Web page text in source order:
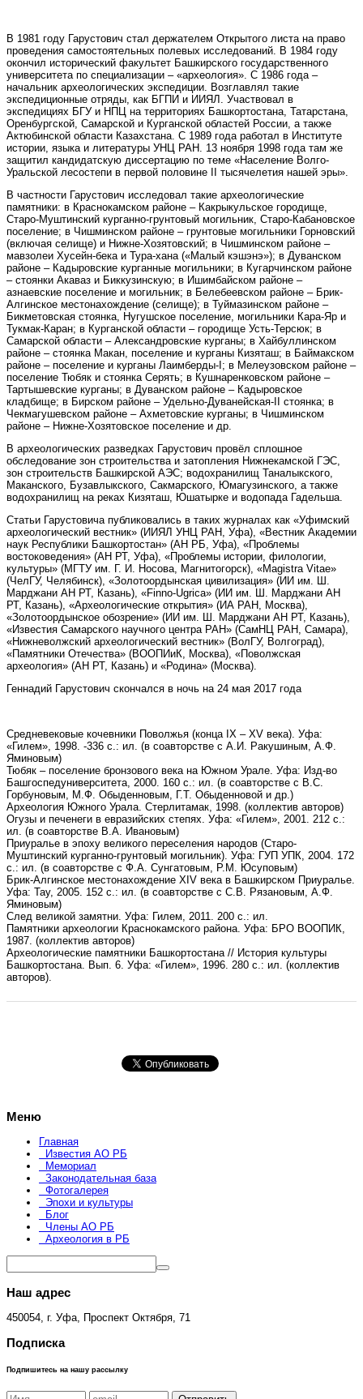
В 1981 году Гарустович стал держателем Открытого листа на право
проведения самостоятельных полевых исследований. В 1984 году
окончил исторический факультет Башкирского государственного
университета по специализации – «археология». С 1986 года –
начальник археологических экспедиции. Возглавлял такие
экспедиционные отряды, как БГПИ и ИИЯЛ. Участвовал в
экспедициях БГУ и НПЦ на территориях Башкортостана, Татарстана,
Оренбургской, Самарской и Курганской областей России, а также
Актюбинской области Казахстана. С 1989 года работал в Институте
истории, языка и литературы УНЦ РАН. 13 ноября 1998 года там же
защитил кандидатскую диссертацию по теме «Население Волго-
Уральской лесостепи в первой половине II тысячелетия нашей эры».
В частности Гарустович исследовал такие археологические
памятники: в Краснокамском районе – Какрыкульское городище,
Старо-Муштинский курганно-грунтовый могильник, Старо-Кабановское
поселение; в Чишминском районе – грунтовые могильники Горновский
(включая селище) и Нижне-Хозятовский; в Чишминском районе –
мавзолеи Хусейн-бека и Тура-хана («Малый кэшэнэ»); в Дуванском
районе – Кадыровские курганные могильники; в Кугарчинском районе
– стоянки Акаваз и Биккузинскую; в Ишимбайском районе –
азнаевские поселение и могильник; в Белебеевском районе – Брик-
Алгинское местонахождение (селище); в Туймазинском районе –
Бикметовская стоянка, Нугушское поселение, могильники Кара-Яр и
Тукмак-Каран; в Курганской области – городище Усть-Терсюк; в
Самарской области – Александровские курганы; в Хайбуллинском
районе – стоянка Макан, поселение и курганы Кизяташ; в Баймакском
районе – поселение и курганы Лаимберды-I; в Мелеузовском районе –
поселение Тюбяк и стоянка Серять; в Кушнаренковском районе –
Тартышевские курганы; в Дуванском районе – Кадыровское
кладбище; в Бирском районе – Удельно-Дуванейская-II стоянка; в
Чекмагушевском районе – Ахметовские курганы; в Чишминском
районе – Нижне-Хозятовское поселение и др.
В археологических разведках Гарустович провёл сплошное
обследование зон строительства и затопления Нижнекамской ГЭС,
зон строительств Башкирской АЭС; водохранилищ Таналыкского,
Маканского, Бузавлыкского, Сакмарского, Юмагузинского, а также
водохранилищ на реках Кизяташ, Юшатырке и водопада Гадельша.
Статьи Гарустовича публиковались в таких журналах как «Уфимский
археологический вестник» (ИИЯЛ УНЦ РАН, Уфа), «Вестник Академии
наук Республики Башкортостан» (АН РБ, Уфа), «Проблемы
востоковедения» (АН РТ, Уфа), «Проблемы истории, филологии,
культуры» (МГТУ им. Г. И. Носова, Магнитогорск), «Magistra Vitae»
(ЧелГУ, Челябинск), «Золотоордынская цивилизация» (ИИ им. Ш.
Марджани АН РТ, Казань), «Finno-Ugrica» (ИИ им. Ш. Марджани АН
РТ, Казань), «Археологические открытия» (ИА РАН, Москва),
«Золотоордынское обозрение» (ИИ им. Ш. Марджани АН РТ, Казань),
«Известия Самарского научного центра РАН» (СамНЦ РАН, Самара),
«Нижневолжский археологический вестник» (ВолГУ, Волгоград),
«Памятники Отечества» (ВООПИиК, Москва), «Поволжская
археология» (АН РТ, Казань) и «Родина» (Москва).
Геннадий Гарустович скончался в ночь на 24 мая 2017 года
Средневековые кочевники Поволжья (конца IX – XV века). Уфа:
«Гилем», 1998. -336 с.: ил. (в соавторстве с А.И. Ракушиным, А.Ф.
Яминовым)
Тюбяк – поселение бронзового века на Южном Урале. Уфа: Изд-во
Башгоспедуниверситета, 2000. 160 с.: ил. (в соавторстве с В.С.
Горбуновым, М.Ф. Обыденновым, Г.Т. Обыденновой и др.)
Археология Южного Урала. Стерлитамак, 1998. (коллектив авторов)
Огузы и печенеги в евразийских степях. Уфа: «Гилем», 2001. 212 с.:
ил. (в соавторстве В.А. Ивановым)
Приуралье в эпоху великого переселения народов (Старо-
Муштинский курганно-грунтовый могильник). Уфа: ГУП УПК, 2004. 172
с.: ил. (в соавторстве с Ф.А. Сунгатовым, Р.М. Юсуповым)
Брик-Алгинское местонахождение XIV века в Башкирском Приуралье.
Уфа: Тау, 2005. 152 с.: ил. (в соавторстве с С.В. Рязановым, А.Ф.
Яминовым)
След великой замятни. Уфа: Гилем, 2011. 200 с.: ил.
Памятники археологии Краснокамского района. Уфа: БРО ВООПИК,
1987. (коллектив авторов)
Археологические памятники Башкортостана // История культуры
Башкортостана. Вып. 6. Уфа: «Гилем», 1996. 280 с.: ил. (коллектив
авторов).
Меню
Главная
Известия АО РБ
Мемориал
Законодательная база
Фотогалерея
Эпохи и культуры
Блог
Члены АО РБ
Археология в РБ
Наш адрес
450054, г. Уфа, Проспект Октября, 71
Подписка
Подпишитесь на нашу рассылку